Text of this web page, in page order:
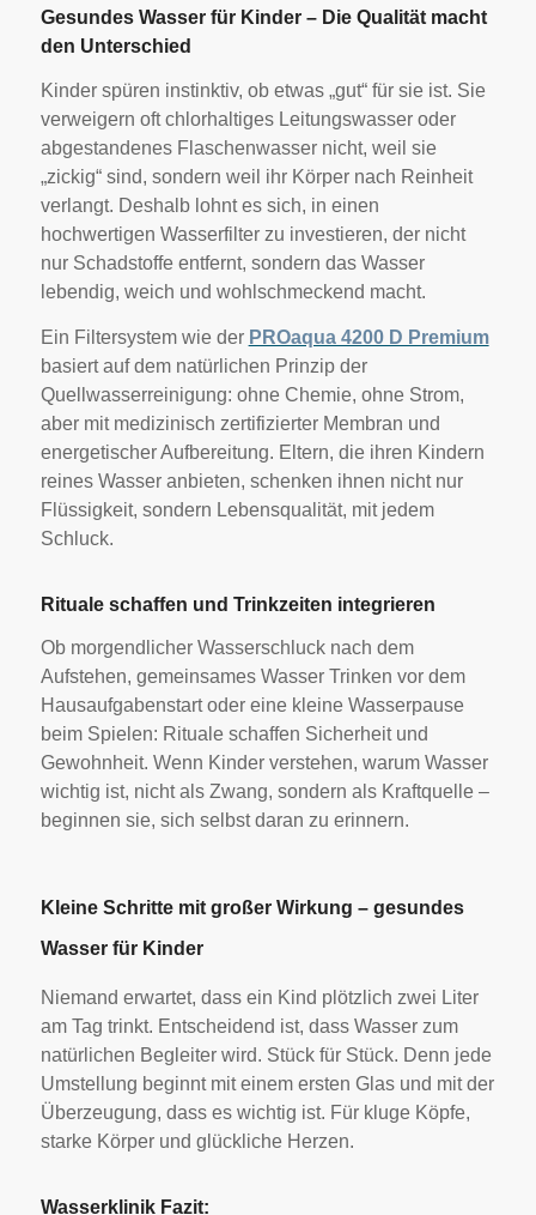
Gesundes Wasser für Kinder – Die Qualität macht
den Unterschied
Kinder spüren instinktiv, ob etwas „gut“ für sie ist. Sie
verweigern oft chlorhaltiges Leitungswasser oder
abgestandenes Flaschenwasser nicht, weil sie
„zickig“ sind, sondern weil ihr Körper nach Reinheit
verlangt. Deshalb lohnt es sich, in einen
hochwertigen Wasserfilter zu investieren, der nicht
nur Schadstoffe entfernt, sondern das Wasser
lebendig, weich und wohlschmeckend macht.
Ein Filtersystem wie der PROaqua 4200 D Premium
basiert auf dem natürlichen Prinzip der
Quellwasserreinigung: ohne Chemie, ohne Strom,
aber mit medizinisch zertifizierter Membran und
energetischer Aufbereitung. Eltern, die ihren Kindern
reines Wasser anbieten, schenken ihnen nicht nur
Flüssigkeit, sondern Lebensqualität, mit jedem
Schluck.
Rituale schaffen und Trinkzeiten integrieren
Ob morgendlicher Wasserschluck nach dem
Aufstehen, gemeinsames Wasser Trinken vor dem
Hausaufgabenstart oder eine kleine Wasserpause
beim Spielen: Rituale schaffen Sicherheit und
Gewohnheit. Wenn Kinder verstehen, warum Wasser
wichtig ist, nicht als Zwang, sondern als Kraftquelle –
beginnen sie, sich selbst daran zu erinnern.
Kleine Schritte mit großer Wirkung – gesundes
Wasser für Kinder
Niemand erwartet, dass ein Kind plötzlich zwei Liter
am Tag trinkt. Entscheidend ist, dass Wasser zum
natürlichen Begleiter wird. Stück für Stück. Denn jede
Umstellung beginnt mit einem ersten Glas und mit der
Überzeugung, dass es wichtig ist. Für kluge Köpfe,
starke Körper und glückliche Herzen.
Wasserklinik Fazit: